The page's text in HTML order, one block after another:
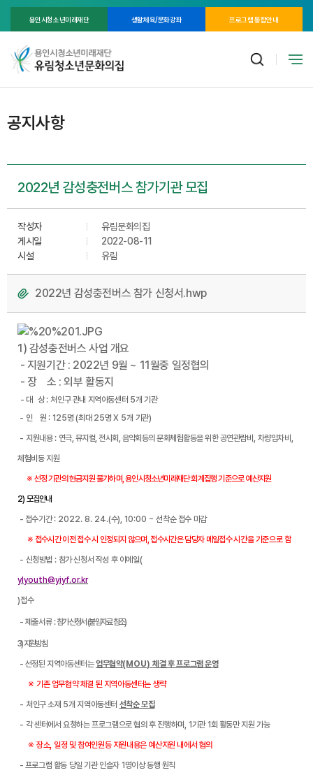
용인시청소년미래재단 생활체육/문화강좌 프로그램 통합안내
공지사항
2022년 감성충전버스 참가기관 모집
작성자
유림문화의집
게시일
2022-08-11
시설
유림
2022년 감성충전버스 참가 신청서.hwp
1) 감성충전버스 사업 개요
- 지원기간 : 2022년 9월 ~ 11월중 일정협의
- 장 소 : 외부 활동지
- 대 상: 처인구 관내 지역아동센터 5개 기관
- 인 원 : 125명(최대 25명X 5개 기관)
- 지원내용 : 연극, 뮤지컬 전시회 음악회등의 문화체험활동을 위한공연관람비 차량임차비
체험비등 지원
※ 선정 기관의 현금지원 불가하며,용인시청소년미래재단 회계집행 기준으로 예산지원
2) 모집안내
- 접수기간: 2022. 8. 24.(수), 10:00 ~선착순 접수 마감
※ 접수시간 이전 접수 시 인정되지 않으며 ,접수시간은 담당자 메일접수시간을 기준으로 함
- 신청방법 : 참가 신청서 작성 후 이메일(
ylyouth@yiyf.or.kr
)접수
- 제출서류 :참가 신청서(붙임자료 참조)
3) 지원방침
- 선정된 지역아동센터는업무협약(MOU)체결 후 프로그램 운영
※ 기존 업무협약 체결 된 지역아동센터는 생략
- 처인구 소재 5개 지역아동센터 선착순 모집
- 각 센터에서 요청하는 프로그램으로 협의 후 진행하며 , 1기관 1회 활동만 지원 가능
※ 장소, 일정 및 참여인원등 지원내용은 예산지원 내에서 협의
- 프로그램 활동 당일 기관 인솔자 1명이상 동행 원칙